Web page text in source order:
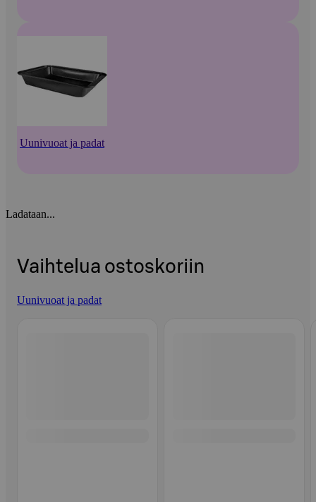
Uunivuoat ja padat
Ladataan...
Vaihtelua ostoskoriin
Uunivuoat ja padat